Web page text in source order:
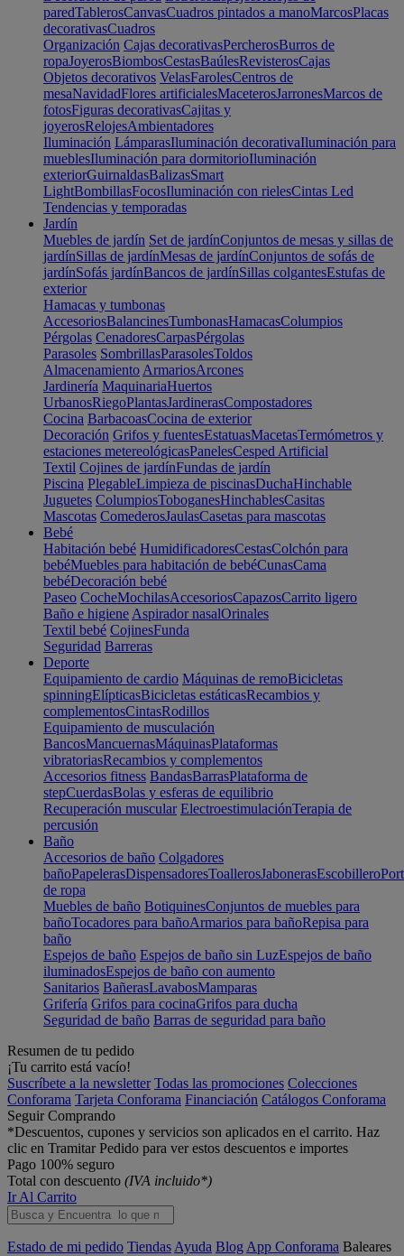
paredTablerosCanvasCuadros pintados a manoMarcosPlacas
decorativasCuadros
Organización Cajas decorativasPercherosBurros de
ropaJoyerosBiombosCestasBaúlesRevisterosCajas
Objetos decorativos VelasFarolesCentros de
mesaNavidadFlores artificialesMaceterosJarronesMarcos de
fotosFiguras decorativasCajitas y
joyerosRelojesAmbientadores
Iluminación LámparasIluminación decorativaIluminación para
mueblesIluminación para dormitorioIluminación
exteriorGuirnaldasBalizasSmart
LightBombillasFocosIluminación con rielesCintas Led
Tendencias y temporadas
Jardín
Muebles de jardín Set de jardínConjuntos de mesas y sillas de
jardínSillas de jardínMesas de jardínConjuntos de sofás de
jardínSofás jardínBancos de jardínSillas colgantesEstufas de
exterior
Hamacas y tumbonas
AccesoriosBalancinesTumbonasHamacasColumpios
Pérgolas CenadoresCarpasPérgolas
Parasoles SombrillasParasolesToldos
Almacenamiento ArmariosArcones
Jardinería MaquinariaHuertos
UrbanosRiegoPlantasJardinerasCompostadores
Cocina BarbacoasCocina de exterior
Decoración Grifos y fuentesEstatuasMacetasTermómetros y
estaciones metereológicasPanelesCesped Artificial
Textil Cojines de jardínFundas de jardín
Piscina PlegableLimpieza de piscinasDuchaHinchable
Juguetes ColumpiosToboganesHinchablesCasitas
Mascotas ComederosJaulasCasetas para mascotas
Bebé
Habitación bebé HumidificadoresCestasColchón para
bebéMuebles para habitación de bebéCunasCama
bebéDecoración bebé
Paseo CocheMochilasAccesoriosCapazosCarrito ligero
Baño e higiene Aspirador nasalOrinales
Textil bebé CojinesFunda
Seguridad Barreras
Deporte
Equipamiento de cardio Máquinas de remoBicicletas
spinningElípticasBicicletas estáticasRecambios y
complementosCintasRodillos
Equipamiento de musculación
BancosMancuernasMáquinasPlataformas
vibratoriasRecambios y complementos
Accesorios fitness BandasBarrasPlataforma de
stepCuerdasBolas y esferas de equilibrio
Recuperación muscular ElectroestimulaciónTerapia de
percusión
Baño
Accesorios de baño Colgadores
bañoPapelerasDispensadoresToallerosJabonerasEscobillero
de ropa
Muebles de baño BotiquinesConjuntos de muebles para
bañoTocadores para bañoArmarios para bañoRepisa para
baño
Espejos de baño Espejos de baño sin LuzEspejos de baño
iluminadosEspejos de baño con aumento
Sanitarios BañerasLavabosMamparas
Grifería Grifos para cocinaGrifos para ducha
Seguridad de baño Barras de seguridad para baño
Resumen de tu pedido
¡Tu carrito está vacío!
Suscríbete a la newsletter Todas las promociones Colecciones
Conforama Tarjeta Conforama Financiación Catálogos Conforama
Seguir Comprando
*Descuentos, cupones y servicios son aplicados en el carrito. Haz
clic en Tramitar Pedido para ver estos descuentos e importes
Pago 100% seguro
Total con descuento (IVA incluido*)
Ir Al Carrito
Estado de mi pedido Tiendas Ayuda Blog App Conforama Baleares